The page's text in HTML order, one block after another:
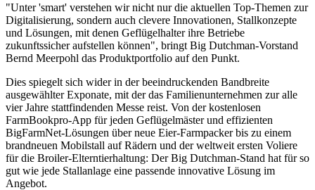
"Unter 'smart' verstehen wir nicht nur die aktuellen Top-Themen zur
Digitalisierung, sondern auch clevere Innovationen, Stallkonzepte
und Lösungen, mit denen Geflügelhalter ihre Betriebe
zukunftssicher aufstellen können", bringt Big Dutchman-Vorstand
Bernd Meerpohl das Produktportfolio auf den Punkt.
Dies spiegelt sich wider in der beeindruckenden Bandbreite
ausgewählter Exponate, mit der das Familienunternehmen zur alle
vier Jahre stattfindenden Messe reist. Von der kostenlosen
FarmBookpro-App für jeden Geflügelmäster und effizienten
BigFarmNet-Lösungen über neue Eier-Farmpacker bis zu einem
brandneuen Mobilstall auf Rädern und der weltweit ersten Voliere
für die Broiler-Elterntierhaltung: Der Big Dutchman-Stand hat für so
gut wie jede Stallanlage eine passende innovative Lösung im
Angebot.